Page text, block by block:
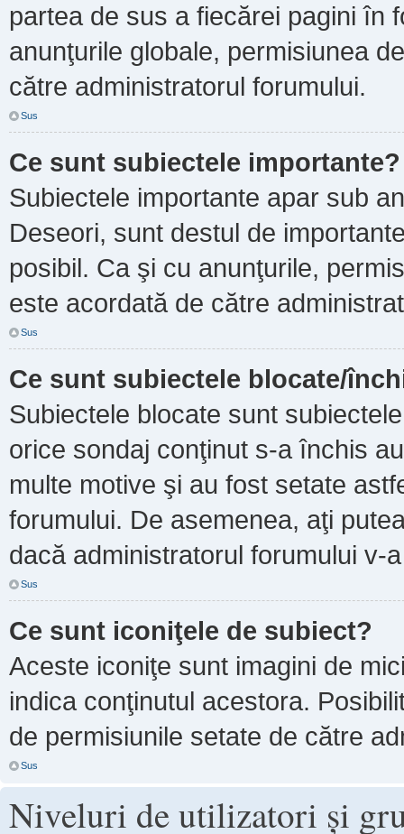
partea de sus a fiecărei pagini în
anunţurile globale, permisiunea
către administratorul forumului.
Sus
Ce sunt subiectele importante?
Subiectele importante apar sub
Deseori, sunt destul de
posibil. Ca şi cu anunţurile,
este acordată de către
Sus
Ce sunt subiectele blocate/
Subiectele blocate sunt
orice sondaj conţinut s-a închis
multe motive şi au fost setate
forumului. De asemenea, aţi
dacă administratorul forumului v-
Sus
Ce sunt iconiţele de subiect?
Aceste iconiţe sunt imagini de
indica conţinutul acestora.
de permisiunile setate de către
Sus
Niveluri de utilizatori şi